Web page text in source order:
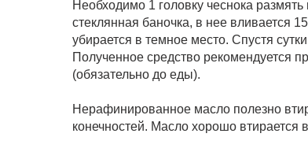
Необходимо 1 головку чеснока
стеклянная баночка, в нее вливается
убирается в темное место. Спустя
Полученное средство рекомендуется
(обязательно до еды).
Нерафинированное масло полезно
конечностей. Масло хорошо